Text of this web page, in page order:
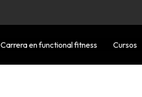
Carrera en functional fitness Cursos